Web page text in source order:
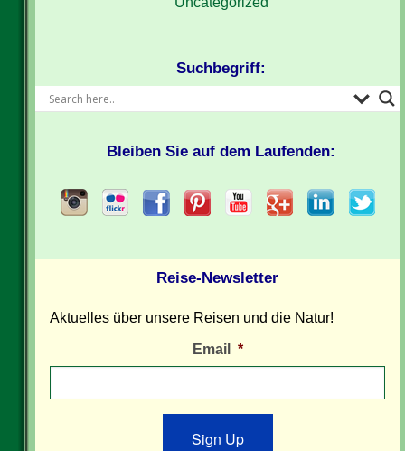
Suchbegriff:
Bleiben Sie auf dem Laufenden:
Reise-Newsletter
Aktuelles über unsere Reisen und die Natur!
Email *
Sign Up